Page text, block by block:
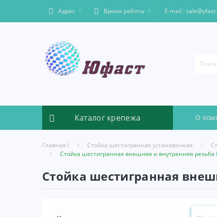
Адрес Время работы Е-mail :
Каталог крепежа О
Главная / Стойка шестигранная установочная
Стойка шестигранная внешняя и внутренняя резьба
Стойка шестигранная